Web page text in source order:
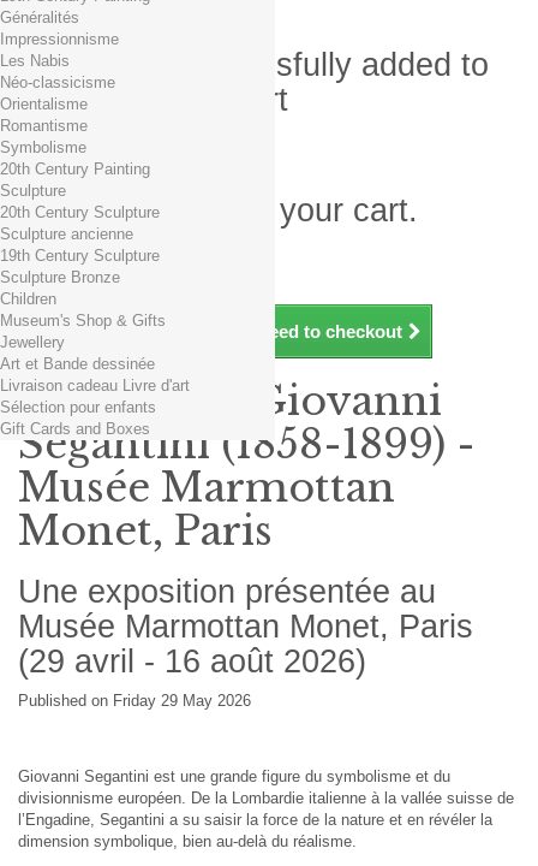
Product successfully added to
your shopping cart
Quantity
Total
There is 1 item in your cart.
Total products (tax incl.)
Total shipping TTC
Total (tax incl.)
Continue shopping Proceed to checkout
Généralités
Impressionnisme
Les Nabis
Néo-classicisme
Orientalisme
Romantisme
Symbolisme
20th Century Painting
Sculpture
20th Century Sculpture
Sculpture ancienne
19th Century Sculpture
Sculpture Bronze
Children
Museum's Shop & Gifts
Jewellery
Art et Bande dessinée
Livraison cadeau Livre d'art
Sélection pour enfants
Gift Cards and Boxes
Exposition Giovanni
Segantini (1858-1899) -
Musée Marmottan
Monet, Paris
Une exposition présentée au
Musée Marmottan Monet, Paris
(29 avril - 16 août 2026)
Published on Friday 29 May 2026
Giovanni Segantini est une grande figure du symbolisme et du
divisionnisme européen. De la Lombardie italienne à la vallée suisse de
l’Engadine, Segantini a su saisir la force de la nature et en révéler la
dimension symbolique, bien au-delà du réalisme.